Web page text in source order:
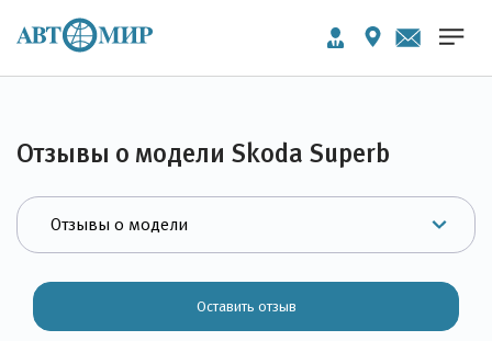
Отзывы о модели Skoda Superb
Оставить отзыв